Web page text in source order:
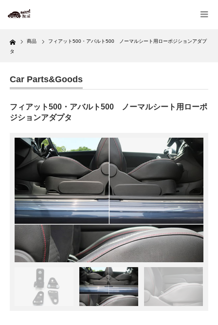
Home 商品
フィアット500・アバルト500 ノーマルシート用ローポジションアダプ
タ
Car Parts&Goods
フィアット500・アバルト500 ノーマルシート用ローポ
ジションアダプタ